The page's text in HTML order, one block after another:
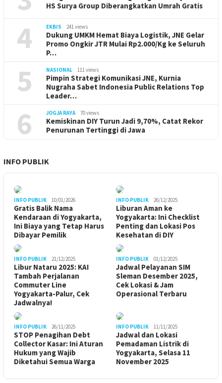
HS Surya Group Diberangkatkan Umrah Gratis
4 EKBIS 241 views
Dukung UMKM Hemat Biaya Logistik, JNE Gelar
Promo Ongkir JTR Mulai Rp2.000/Kg ke Seluruh
P…
5 NASIONAL 111 views
Pimpin Strategi Komunikasi JNE, Kurnia
Nugraha Sabet Indonesia Public Relations Top
Leader…
6 JOGJA RAYA 70 views
Kemiskinan DIY Turun Jadi 9,70%, Catat Rekor
Penurunan Tertinggi di Jawa
INFO PUBLIK
INFO PUBLIK 10/01/2026
Gratis Balik Nama
Kendaraan di Yogyakarta,
Ini Biaya yang Tetap Harus
Dibayar Pemilik
INFO PUBLIK 26/12/2025
Liburan Aman ke
Yogyakarta: Ini Checklist
Penting dan Lokasi Pos
Kesehatan di DIY
INFO PUBLIK 21/12/2025
Libur Nataru 2025: KAI
Tambah Perjalanan
Commuter Line
Yogyakarta-Palur, Cek
Jadwalnya!
INFO PUBLIK 01/12/2025
Jadwal Pelayanan SIM
Sleman Desember 2025,
Cek Lokasi & Jam
Operasional Terbaru
INFO PUBLIK 26/11/2025
STOP Penagihan Debt
Collector Kasar: Ini Aturan
Hukum yang Wajib
Diketahui Semua Warga
INFO PUBLIK 11/11/2025
Jadwal dan Lokasi
Pemadaman Listrik di
Yogyakarta, Selasa 11
November 2025